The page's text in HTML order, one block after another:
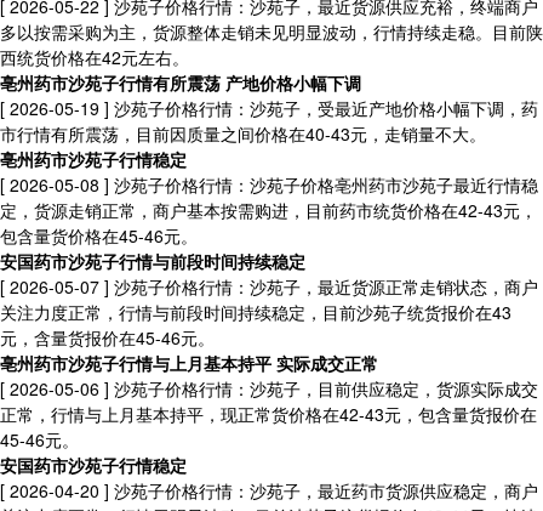
[ 2026-05-22 ] 沙苑子价格行情：沙苑子，最近货源供应充裕，终端商户
多以按需采购为主，货源整体走销未见明显波动，行情持续走稳。目前陕
西统货价格在42元左右。
亳州药市沙苑子行情有所震荡 产地价格小幅下调
[ 2026-05-19 ] 沙苑子价格行情：沙苑子，受最近产地价格小幅下调，药
市行情有所震荡，目前因质量之间价格在40-43元，走销量不大。
亳州药市沙苑子行情稳定
[ 2026-05-08 ] 沙苑子价格行情：沙苑子价格亳州药市沙苑子最近行情稳
定，货源走销正常，商户基本按需购进，目前药市统货价格在42-43元，
包含量货价格在45-46元。
安国药市沙苑子行情与前段时间持续稳定
[ 2026-05-07 ] 沙苑子价格行情：沙苑子，最近货源正常走销状态，商户
关注力度正常，行情与前段时间持续稳定，目前沙苑子统货报价在43
元，含量货报价在45-46元。
亳州药市沙苑子行情与上月基本持平 实际成交正常
[ 2026-05-06 ] 沙苑子价格行情：沙苑子，目前供应稳定，货源实际成交
正常，行情与上月基本持平，现正常货价格在42-43元，包含量货报价在
45-46元。
安国药市沙苑子行情稳定
[ 2026-04-20 ] 沙苑子价格行情：沙苑子，最近药市货源供应稳定，商户